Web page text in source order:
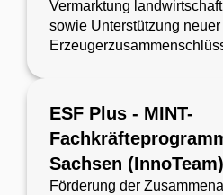
Vermarktung
sowie Unterstützung neuer
ESF Plus - MINT-
Sachsen
Förderung der